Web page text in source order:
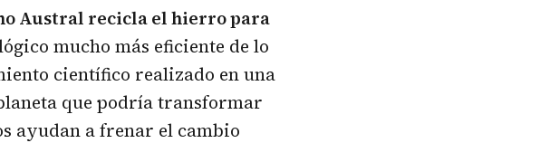
Austral recicla el hierro para
mucho más eficiente de lo
científico realizado en una
que podría transformar
ayudan a frenar el cambio